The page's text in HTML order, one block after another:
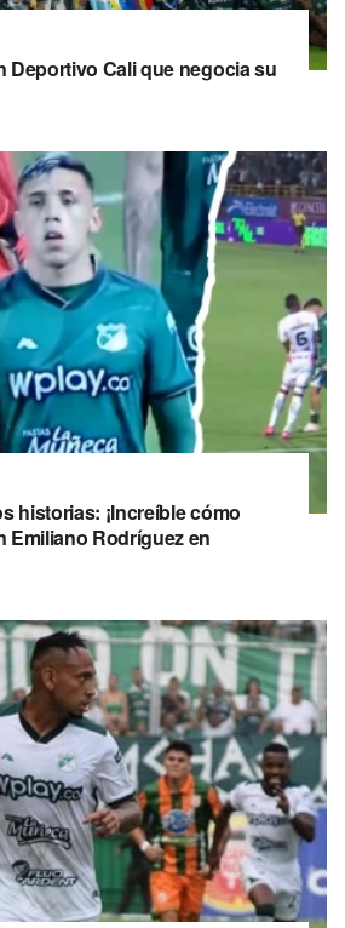
Deportivo Cali que negocia su
historias: ¡Increíble cómo
Emiliano Rodríguez en